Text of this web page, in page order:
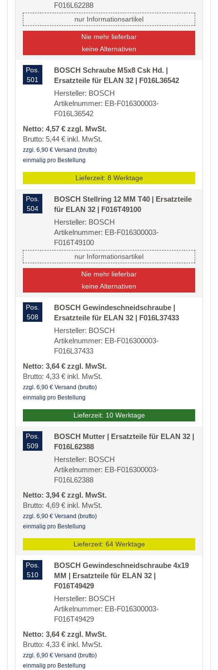
F016L62288
nur Informationsartikel
Nie mehr lieferbar
keine Alternativen
Pos.
501
BOSCH Schraube M5x8 Csk Hd. |
Ersatzteile für ELAN 32 | F016L36542
Hersteller: BOSCH
Artikelnummer: EB-F016300003-
F016L36542
Netto: 4,57 € zzgl. MwSt.
Brutto: 5,44 € inkl. MwSt.
zzgl. 6,90 € Versand (brutto)
einmalig pro Bestellung
Lieferzeit: 8 Werktage
Pos.
504
BOSCH Stellring 12 MM T40 | Ersatzteile
für ELAN 32 | F016T49100
Hersteller: BOSCH
Artikelnummer: EB-F016300003-
F016T49100
nur Informationsartikel
Nie mehr lieferbar
keine Alternativen
Pos.
508
BOSCH Gewindeschneidschraube |
Ersatzteile für ELAN 32 | F016L37433
Hersteller: BOSCH
Artikelnummer: EB-F016300003-
F016L37433
Netto: 3,64 € zzgl. MwSt.
Brutto: 4,33 € inkl. MwSt.
zzgl. 6,90 € Versand (brutto)
einmalig pro Bestellung
Lieferzeit: 10 Werktage
Pos.
509
BOSCH Mutter | Ersatzteile für ELAN 32 |
F016L62388
Hersteller: BOSCH
Artikelnummer: EB-F016300003-
F016L62388
Netto: 3,94 € zzgl. MwSt.
Brutto: 4,69 € inkl. MwSt.
zzgl. 6,90 € Versand (brutto)
einmalig pro Bestellung
Lieferzeit: 64 Werktage
Pos.
510
BOSCH Gewindeschneidschraube 4x19
MM | Ersatzteile für ELAN 32 |
F016T49429
Hersteller: BOSCH
Artikelnummer: EB-F016300003-
F016T49429
Netto: 3,64 € zzgl. MwSt.
Brutto: 4,33 € inkl. MwSt.
zzgl. 6,90 € Versand (brutto)
einmalig pro Bestellung